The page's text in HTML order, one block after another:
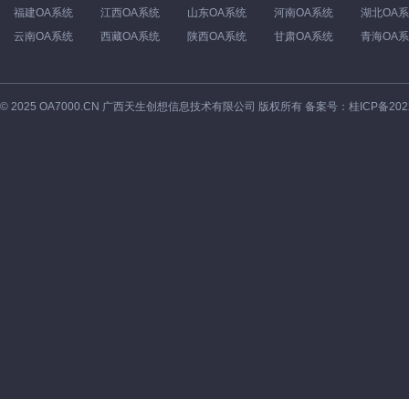
福建OA系统
江西OA系统 山东OA系统 河南OA系统
湖北OA
云南OA系统
西藏OA系统 陕西OA系统 甘肃OA系统 青海OA
© 2025 OA7000.CN 广西天生创想信息技术有限公司 版权所有 备案号： 桂ICP备